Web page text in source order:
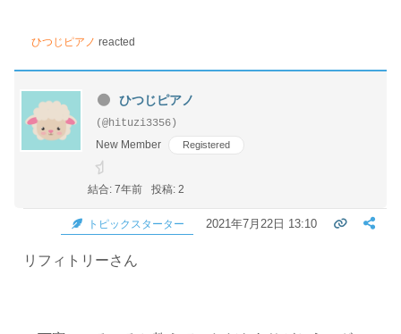
ひつじピアノ reacted
ひつじピアノ
(@hituzi3356)
New Member
Registered
結合: 7年前 投稿: 2
トピックスターター 2021年7月22日 13:10
リフィトリーさん